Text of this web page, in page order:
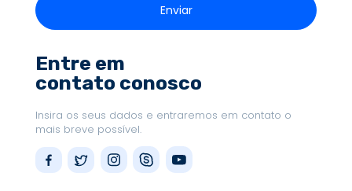
Entre em
contato conosco
Insira os seus dados e entraremos em contato o
mais breve possível.